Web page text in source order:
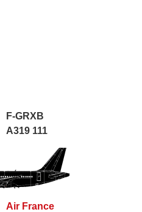
F-GRXB
A319 111
Air France